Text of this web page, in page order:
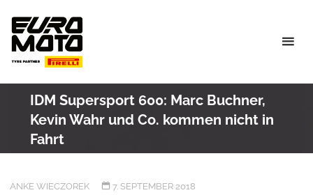
content
IDM Supersport 600: Marc Buchner,
Kevin Wahr und Co. kommen nicht in
Fahrt
ANKE WIECZOREK 7. SEPTEMBER 2018